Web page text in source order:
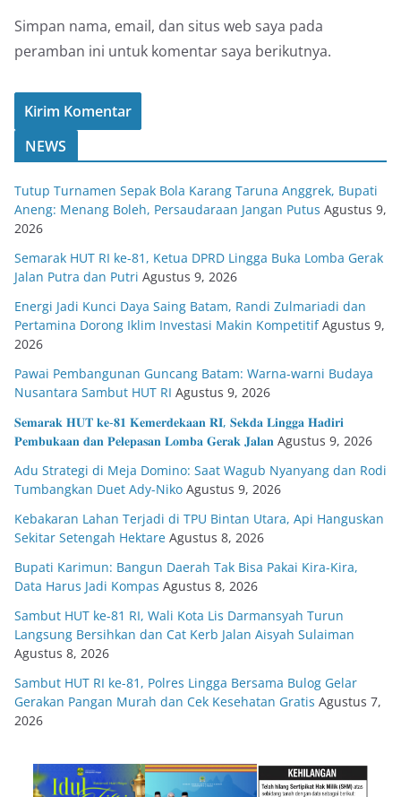
Simpan nama, email, dan situs web saya pada
peramban ini untuk komentar saya berikutnya.
NEWS
Tutup Turnamen Sepak Bola Karang Taruna Anggrek, Bupati
Aneng: Menang Boleh, Persaudaraan Jangan Putus Agustus 9,
2026
Semarak HUT RI ke-81, Ketua DPRD Lingga Buka Lomba Gerak
Jalan Putra dan Putri Agustus 9, 2026
Energi Jadi Kunci Daya Saing Batam, Randi Zulmariadi dan
Pertamina Dorong Iklim Investasi Makin Kompetitif Agustus 9,
2026
Pawai Pembangunan Guncang Batam: Warna-warni Budaya
Nusantara Sambut HUT RI Agustus 9, 2026
𝐒𝐞𝐦𝐚𝐫𝐚𝐤 𝐇𝐔𝐓 𝐤𝐞-𝟖𝟏 𝐊𝐞𝐦𝐞𝐫𝐝𝐞𝐤𝐚𝐚𝐧 𝐑𝐈, 𝐒𝐞𝐤𝐝𝐚 𝐋𝐢𝐧𝐠𝐠𝐚 𝐇𝐚𝐝𝐢𝐫𝐢
𝐏𝐞𝐦𝐛𝐮𝐤𝐚𝐚𝐧 𝐝𝐚𝐧 𝐏𝐞𝐥𝐞𝐩𝐚𝐬𝐚𝐧 𝐋𝐨𝐦𝐛𝐚 𝐆𝐞𝐫𝐚𝐤 𝐉𝐚𝐥𝐚𝐧 Agustus 9, 2026
Adu Strategi di Meja Domino: Saat Wagub Nyanyang dan Rodi
Tumbangkan Duet Ady-Niko Agustus 9, 2026
Kebakaran Lahan Terjadi di TPU Bintan Utara, Api Hanguskan
Sekitar Setengah Hektare Agustus 8, 2026
Bupati Karimun: Bangun Daerah Tak Bisa Pakai Kira-Kira,
Data Harus Jadi Kompas Agustus 8, 2026
Sambut HUT ke-81 RI, Wali Kota Lis Darmansyah Turun
Langsung Bersihkan dan Cat Kerb Jalan Aisyah Sulaiman
Agustus 8, 2026
Sambut HUT RI ke-81, Polres Lingga Bersama Bulog Gelar
Gerakan Pangan Murah dan Cek Kesehatan Gratis Agustus 7,
2026